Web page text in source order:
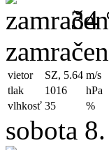
34
vietor SZ, 5.64 m/s
tlak
1016
hPa
vlhkosť 35 %
sobota